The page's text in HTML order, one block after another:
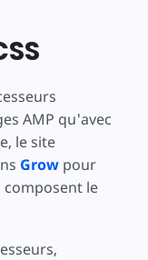
AMP qu'avec
le site
Grow pour
composent le